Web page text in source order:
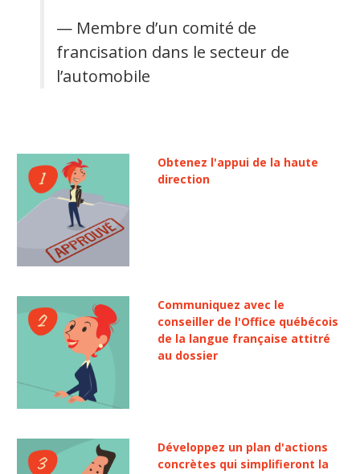
— Membre d’un comité de
francisation dans le secteur de
l’automobile
Obtenez l'appui de la haute
direction
Communiquez avec le
conseiller de l'Office québécois
de la langue française attitré
au dossier
Développez un plan d'actions
concrètes qui simplifieront la